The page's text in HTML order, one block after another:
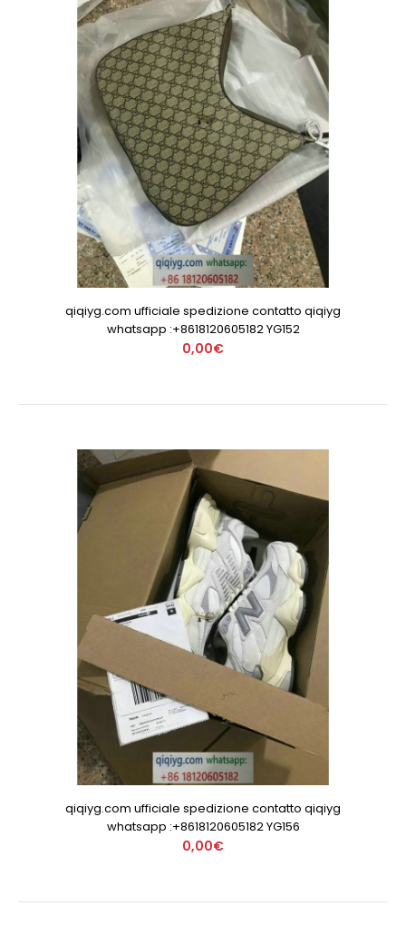
qiqiyg.com ufficiale spedizione contatto qiqiyg
whatsapp :+8618120605182 YG152
0,00€
qiqiyg.com ufficiale spedizione contatto qiqiyg
whatsapp :+8618120605182 YG156
0,00€